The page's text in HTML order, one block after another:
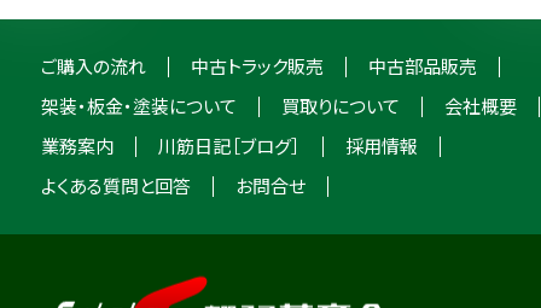
ご購入の流れ 中古トラック販売
中古部品販売
架装・板金・塗装について
買取りについて
会社概要
業務案内
川筋日記［ブログ］
採用情報
よくある質問と回答
お問合せ